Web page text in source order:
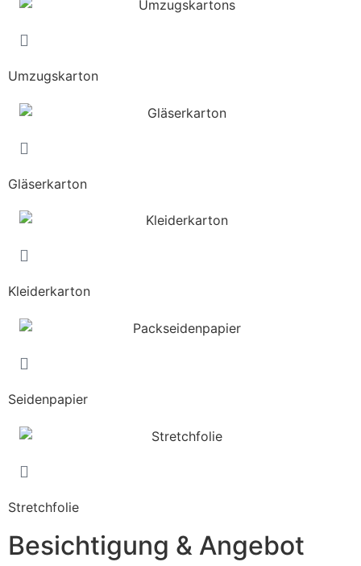
Umzugskarton
Gläserkarton
Kleiderkarton
Seidenpapier
Stretchfolie
Besichtigung & Angebot